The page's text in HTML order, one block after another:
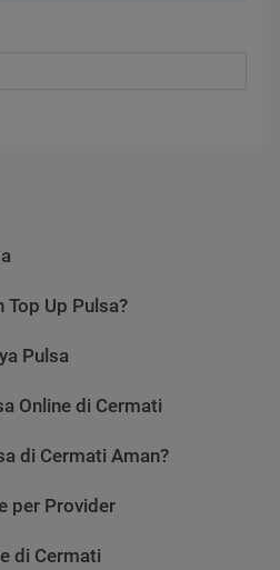
Top Up Pulsa?
Pulsa
Online di Cermati
di Cermati Aman?
per Provider
di Cermati